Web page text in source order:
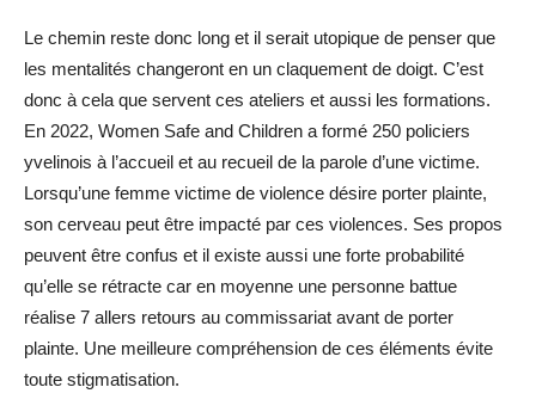
Le chemin reste donc long et il serait utopique de penser que
les mentalités changeront en un claquement de doigt. C’est
donc à cela que servent ces ateliers et aussi les formations.
En 2022, Women Safe and Children a formé 250 policiers
yvelinois à l’accueil et au recueil de la parole d’une victime.
Lorsqu’une femme victime de violence désire porter plainte,
son cerveau peut être impacté par ces violences. Ses propos
peuvent être confus et il existe aussi une forte probabilité
qu’elle se rétracte car en moyenne une personne battue
réalise 7 allers retours au commissariat avant de porter
plainte. Une meilleure compréhension de ces éléments évite
toute stigmatisation.